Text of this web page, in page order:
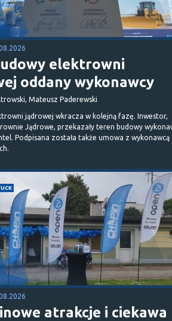
elektrowni
oddany wykonawcy
Mateusz Paderewski
jądrowej wkracza w kolejną fazę. Inwestor,
Jądrowe, przekazały teren budowy
Podpisana została także umowa z wykonawcą
atrakcje i ciekawa